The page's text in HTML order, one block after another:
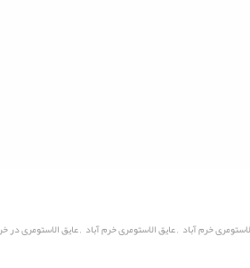
خرم آباد ,عایق الاستومری خرم آباد ,عایق الاستومری در